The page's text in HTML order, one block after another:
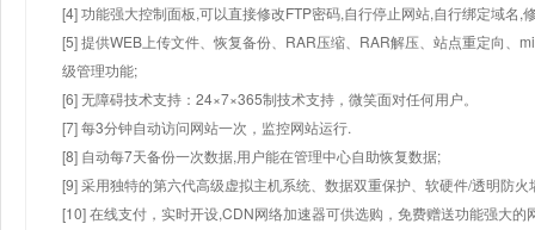
[4] 功能强大控制面板,可以直接修改FTP密码,自行停止网站,自行绑定域名,
[5] 提供WEB上传文件、恢复备份、RAR压缩、RAR解压、站点重定向、
级管理功能;
[6] 无障碍技术支持：24×7×365制技术支持，微笑面对任何用户。
[7] 每3分钟自动访问网站一次，监控网站运行.
[8] 自动每7天备份一次数据,用户能在管理中心自助恢复数据;
[9] 采用独特的第六代高级虚拟主机系统、数据双重保护、软硬件/透明防火
[10] 在线支付，实时开设,CDN网络加速器可供选购，免费赠送功能强大